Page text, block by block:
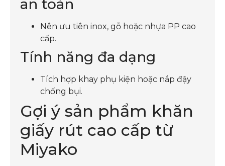
an toàn
Nên ưu tiên inox, gỗ hoặc nhựa PP cao
cấp.
Tính năng đa dạng
Tích hợp khay phụ kiện hoặc nắp đậy
chống bụi.
Gợi ý sản phẩm khăn
giấy rút cao cấp từ
Miyako